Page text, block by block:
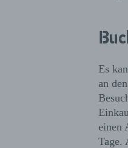
Es
an
einen
Tage.